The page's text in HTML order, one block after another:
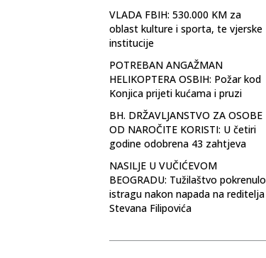
VLADA FBIH: 530.000 KM za
oblast kulture i sporta, te vjerske
institucije
POTREBAN ANGAŽMAN
HELIKOPTERA OSBIH: Požar kod
Konjica prijeti kućama i pruzi
BH. DRŽAVLJANSTVO ZA OSOBE
OD NAROČITE KORISTI: U četiri
godine odobrena 43 zahtjeva
NASILJE U VUČIĆEVOM
BEOGRADU: Tužilaštvo pokrenulo
istragu nakon napada na reditelja
Stevana Filipovića